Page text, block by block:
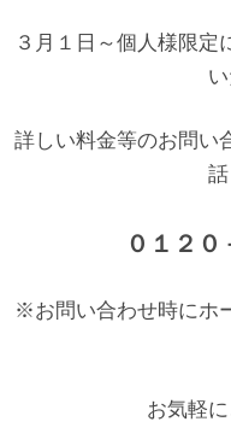
３月１日～個人様限定
詳しい料金等のお問い
話
０１２０
※お問い合わせ時にホ
お気軽